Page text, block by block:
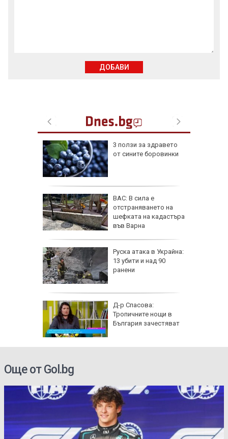
3 ползи за здравето
от сините боровинки
ВАС: В сила е
отстраняването на
шефката на кадастъра
във Варна
Руска атака в Украйна:
13 убити и над 90
ранени
Д-р Спасова:
Тропичните нощи в
България зачестяват
ДОБАВИ
Още от Gol.bg